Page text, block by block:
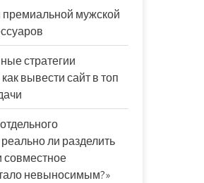
премиальной мужской
стратегии
вывести сайт в топ
ли разделить
совместное
невыносимым?»